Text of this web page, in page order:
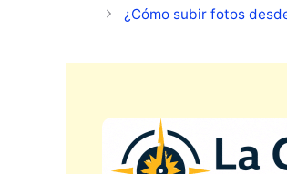
¿Cómo subir fotos